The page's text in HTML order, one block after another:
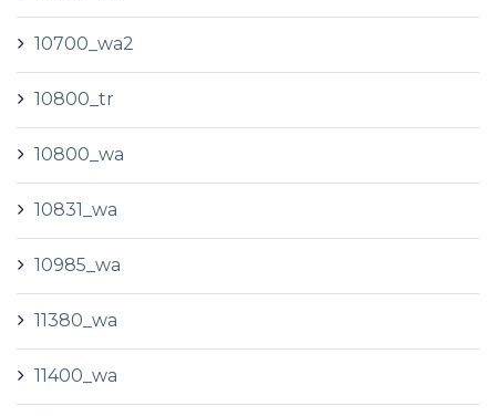
10700_wa2
10800_tr
10800_wa
10831_wa
10985_wa
11380_wa
11400_wa